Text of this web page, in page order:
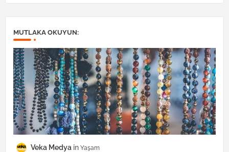
MUTLAKA OKUYUN:
Veka Medya Yaşam